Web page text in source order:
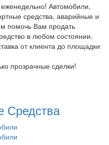
Автомобили,
средства, аварийные и
помочь Вам продать
в любом состоянии.
от клиента до площадки
прозрачные сделки!
Средства